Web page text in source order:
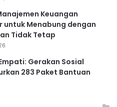
Keuangan
untuk Menabung dengan
Tidak Tetap
Gerakan Sosial
283 Paket Bantuan